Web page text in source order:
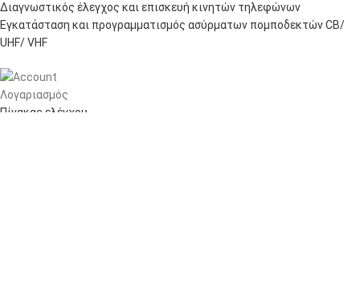
Διαγνωστικός έλεγχος και επισκευή κινητών τηλεφώνων
Εγκατάσταση και προγραμματισμός ασύρματων πομποδεκτών CB/
UHF/ VHF
Λογαριασμός
Πίνακας ελέγχου